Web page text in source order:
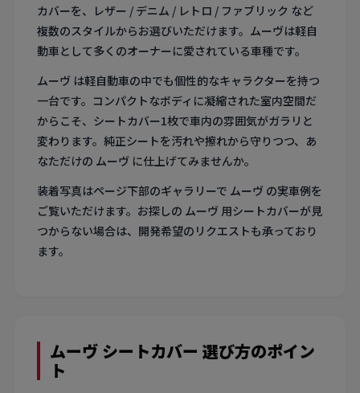
カバーを、レザー / デニム / レトロ / ファブリック など
複数のスタイルからお選びいただけます。ムーヴは軽自
動車として多くのオーナーに愛されている車種です。
ムーヴ は軽自動車の中でも個性的なキャラクターを持つ
一台です。コンパクトなボディに凝縮された室内空間だ
からこそ、シートカバー1枚で車内の雰囲気がガラリと
変わります。純正シートを汚れや擦れから守りつつ、あ
なただけの ムーヴ に仕上げてみませんか。
装着写真はページ下部のギャラリーで ムーヴ の実車例を
ご覧いただけます。お探しの ムーヴ 用シートカバーが見
つからない場合は、開発希望のリクエストも承っており
ます。
ムーヴ シートカバー 選び方のポイン
ト